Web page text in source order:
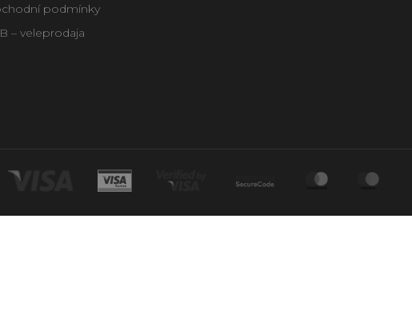
podmínky
– veleprodaja